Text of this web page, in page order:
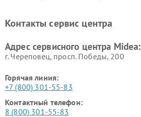
пылесосов Midea
Midea
Контакты сервис центра
Адрес сервисного центра Midea:
г. Череповец, просп. Победы, 200
Горячая линия:
+7 (800) 301-55-83
Контактный телефон:
8 (800) 301-55-83